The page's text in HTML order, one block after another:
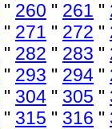
" 260 " 261 "
" 271 " 272 "
" 282 " 283 "
" 293 " 294 "
" 304 " 305 "
" 315 " 316 "